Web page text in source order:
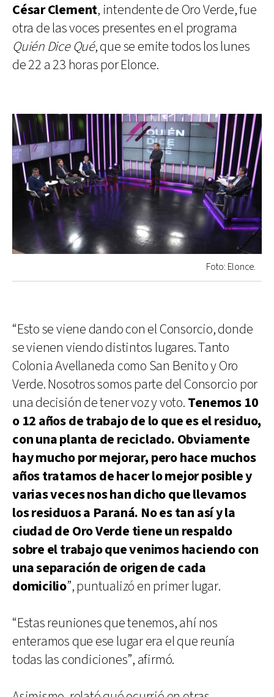
César Clement, intendente de Oro Verde, fue
otra de las voces presentes en el programa
Quién Dice Qué, que se emite todos los lunes
de 22 a 23 horas por Elonce.
Foto: Elonce.
“Esto se viene dando con el Consorcio, donde
se vienen viendo distintos lugares. Tanto
Colonia Avellaneda como San Benito y Oro
Verde. Nosotros somos parte del Consorcio por
una decisión de tener voz y voto. Tenemos 10
o 12 años de trabajo de lo que es el residuo,
con una planta de reciclado. Obviamente
hay mucho por mejorar, pero hace muchos
años tratamos de hacer lo mejor posible y
varias veces nos han dicho que llevamos
los residuos a Paraná. No es tan así y la
ciudad de Oro Verde tiene un respaldo
sobre el trabajo que venimos haciendo con
una separación de origen de cada
domicilio”, puntualizó en primer lugar.
“Estas reuniones que tenemos, ahí nos
enteramos que ese lugar era el que reunía
todas las condiciones”, afirmó.